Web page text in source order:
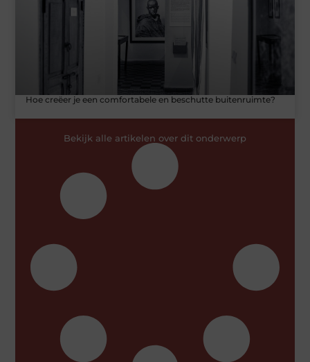
Hoe creëer je een comfortabele en beschutte buitenruimte?
Bekijk alle artikelen over dit onderwerp